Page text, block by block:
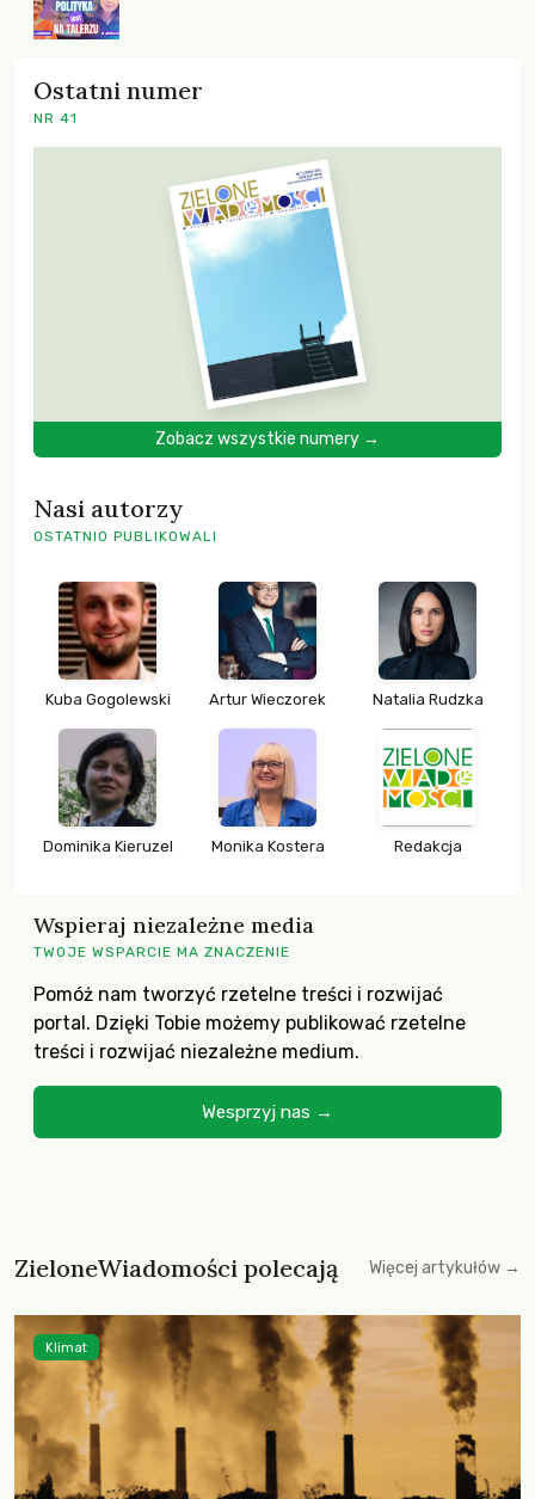
Ostatni numer
NR 41
Zobacz wszystkie numery →
Nasi autorzy
OSTATNIO PUBLIKOWALI
Kuba Gogolewski Artur Wieczorek Natalia Rudzka
Dominika Kieruzel Monika Kostera Redakcja
Wspieraj niezależne media
TWOJE WSPARCIE MA ZNACZENIE
Pomóż nam tworzyć rzetelne treści i rozwijać
portal. Dzięki Tobie możemy publikować rzetelne
treści i rozwijać niezależne medium.
Wesprzyj nas →
ZieloneWiadomości polecają Więcej artykułów →
Klimat